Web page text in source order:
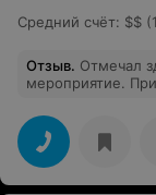
Средний счёт: $$
Отзыв. Отмечал
мероприятие.
представлены
провели время
всей команде
обеденное меню!